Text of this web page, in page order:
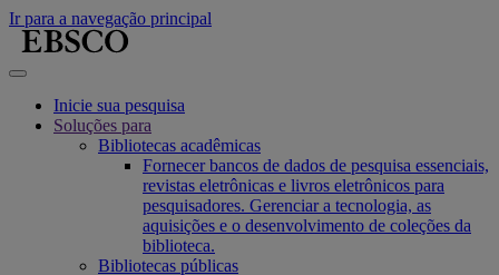
Ir para a navegação principal
Inicie sua pesquisa
Soluções para
Bibliotecas acadêmicas
Fornecer bancos de dados de pesquisa essenciais,
revistas eletrônicas e livros eletrônicos para
pesquisadores. Gerenciar a tecnologia, as
aquisições e o desenvolvimento de coleções da
biblioteca.
Bibliotecas públicas